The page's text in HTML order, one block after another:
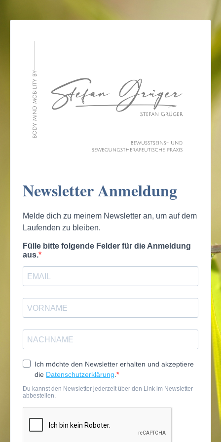
Newsletter Anmeldung
Melde dich zu meinem Newsletter an, um auf dem
Laufenden zu bleiben.
Fülle bitte folgende Felder für die Anmeldung
aus.
Ich möchte den Newsletter erhalten und akzeptiere
die Datenschutzerklärung.
Du kannst den Newsletter jederzeit über den Link im Newsletter
abbestellen.